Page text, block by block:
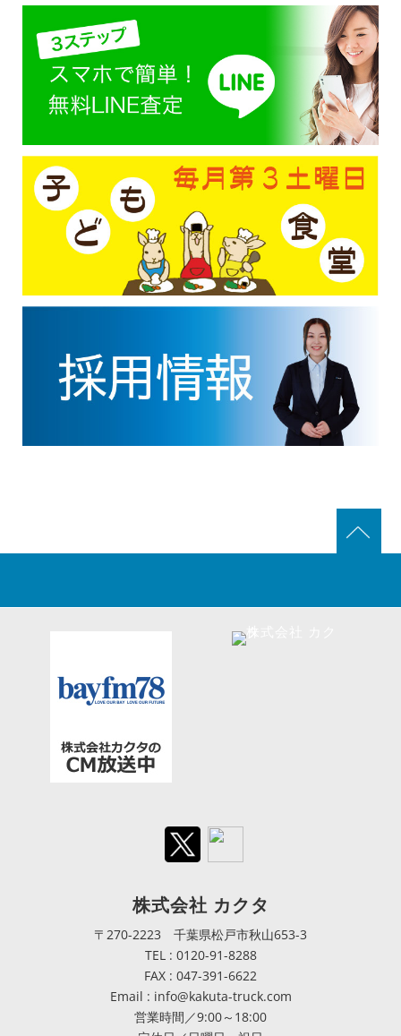
株式会社 カクタ
〒270-2223 千葉県松戸市秋山653-3
TEL : 0120-91-8288
FAX : 047-391-6622
Email : info@kakuta-truck.com
営業時間／9:00～18:00